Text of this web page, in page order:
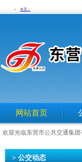
网站首页
欢迎光临东营市公共交通集
> 公交动态